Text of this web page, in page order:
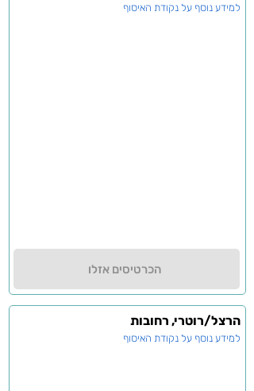
למידע נוסף על נקודת האיסוף
הכרטיסים אזלו
הרצל/רוטרי, רחובות
למידע נוסף על נקודת האיסוף